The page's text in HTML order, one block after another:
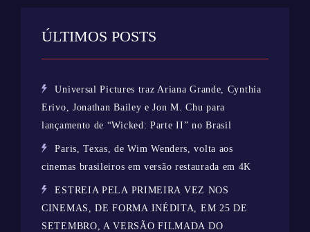
ÚLTIMOS POSTS
Universal Pictures traz Ariana Grande, Cynthia
Erivo, Jonathan Bailey e Jon M. Chu para
lançamento de “Wicked: Parte II” no Brasil
Paris, Texas, de Wim Wenders, volta aos
cinemas brasileiros em versão restaurada em 4K
ESTREIA PELA PRIMEIRA VEZ NOS
CINEMAS, DE FORMA INÉDITA, EM 25 DE
SETEMBRO, A VERSÃO FILMADA DO